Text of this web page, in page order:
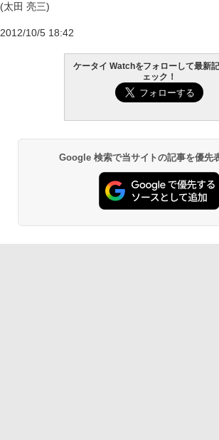
(太田 亮三)
2012/10/5 18:42
ケータイ Watchをフォローして最新
ェック！
Google 検索で当サイトの記事を優先